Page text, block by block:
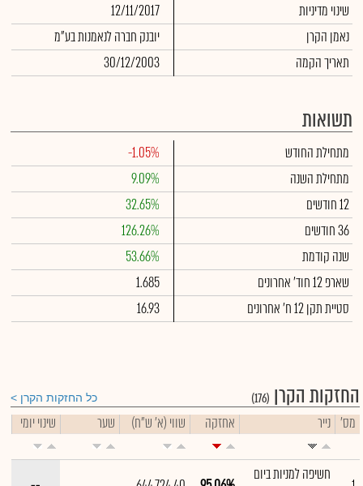
שינוי מדיניות
12/11/2017
נאמן הקרן
יובנק חברה לנאמנות בע"מ
תאריך הקמה
30/12/2003
תשואות
מתחילת החודש
-1.05%
מתחילת השנה
9.09%
12 חודשים
32.65%
36 חודשים
126.26%
שנה קודמת
53.66%
שארפ 12 חוד' אחרונים
1.685
סטיית תקן 12 ח' אחרונים
16.93
החזקות הקרן (176) כל החזקות הקרן
מס' נייר אחזקה שווי (א' ש"ח) שער שינוי יומי
חשיפה למניות ביום